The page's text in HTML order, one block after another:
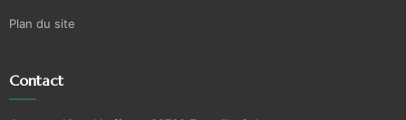
Plan du site
Contact